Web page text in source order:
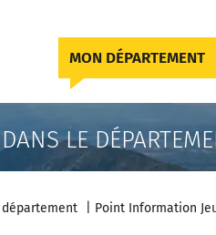
MON DÉPARTEMENT
DANS LE
Point Information